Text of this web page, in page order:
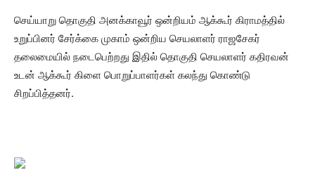
செய்யாறு தொகுதி அனக்காவூர் ஒன்றியம் ஆக்கூர் கிராமத்தில்
உறுப்பினர் சேர்க்கை முகாம் ஒன்றிய செயலாளர் ராஜசேகர்
தலைமையில் நடைபெற்றது இதில் தொகுதி செயலாளர் கதிரவன்
உடன் ஆக்கூர் கிளை பொறுப்பாளர்கள் கலந்து கொண்டு
சிறப்பித்தனர்.